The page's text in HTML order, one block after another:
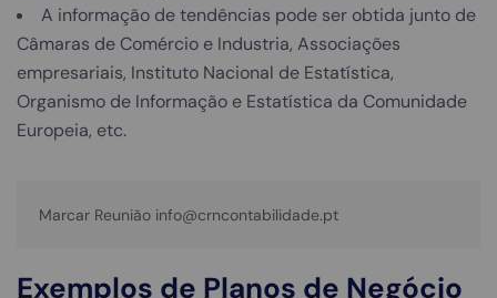
A informação de tendências pode ser obtida junto de
Câmaras de Comércio e Industria, Associações
empresariais, Instituto Nacional de Estatística,
Organismo de Informação e Estatística da Comunidade
Europeia, etc.
Marcar Reunião info@crncontabilidade.pt
Exemplos de Planos de Negócio